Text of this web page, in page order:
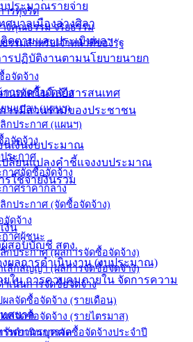
ารทุจริต
งคุณธรรม จริยธรรม
รรมสำหรับเจ้าหน้าที่ของรัฐ
อจัดจ้าง
การจัดซื้อจัดจ้าง
ยนแปลง (แผนฯ)
ลิกประกาศ (แผนฯ)
อจัดจ้าง
ระกาศ
กาศจัดซื้อจัดจ้าง
กาศราคากลาง
ลิกประกาศ (จัดซื้อจัดจ้าง)
จัดจ้าง
กาศผู้ชนะ
ลิกประกาศ (ผลการจัดซื้อจัดจ้าง)
เลิกสัญญา (ผลการจัดซื้อจัดจ้าง)
เนินการจัดซื้อจัดจ้าง
ผลจัดซื้อจัดจ้าง (รายเดือน)
ผลจัดซื้อจัดจ้าง (รายไตรมาส)
รดำเนินการจัดซื้อจัดจ้างประจำปี
ประมาณรายจ่าย
บาลเมืองอ่างศิลา
ดตามและประเมินผลฯ
ารปฏิบัติงานตามนโยบายนายก
นเทคโนโลยีสารสนเทศ
การมีส่วนร่วมของประชาชน
นเงินงบประมาณ
ปลี่ยนแปลงคำชี้แจงงบประมาณ
รใช้จ่ายงินรวม
งิน
ผู้สอบบัญชี สตง.
ผลการดำเนินงาน (งบประมาณ)
ยใน การควบคุมภายใน จัดการความ
ศบาล
รัพยากรบุคคล